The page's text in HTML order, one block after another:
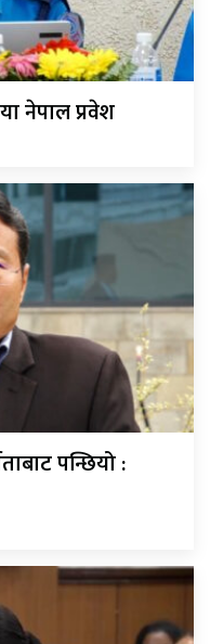
नेपाल प्रवेश
पन्छियो :